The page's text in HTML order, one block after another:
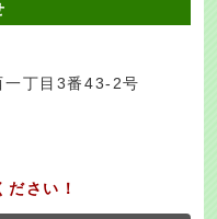
丁目3番43-2号
さい！